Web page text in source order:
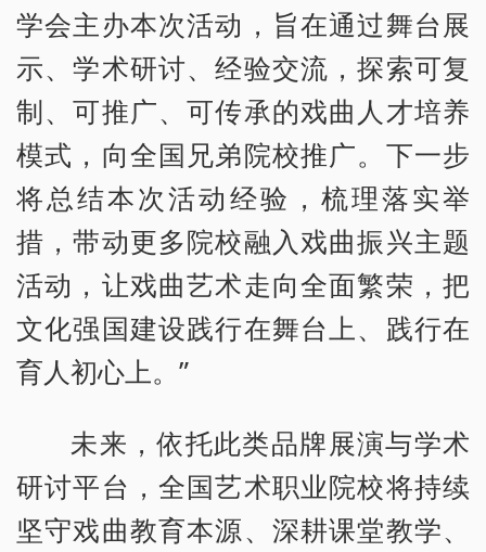
学会主办本次活动，旨在通过舞台展
示、学术研讨、经验交流，探索可复
制、可推广、可传承的戏曲人才培养
模式，向全国兄弟院校推广。下一步
将总结本次活动经验，梳理落实举
措，带动更多院校融入戏曲振兴主题
活动，让戏曲艺术走向全面繁荣，把
文化强国建设践行在舞台上、践行在
育人初心上。”
未来，依托此类品牌展演与学术
研讨平台，全国艺术职业院校将持续
坚守戏曲教育本源、深耕课堂教学、